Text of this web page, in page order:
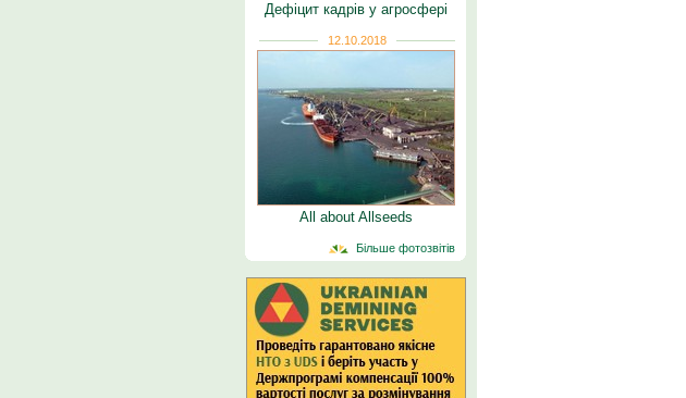
Дефіцит кадрів у агросфері
12.10.2018
All about Allseeds
Більше фотозвітів